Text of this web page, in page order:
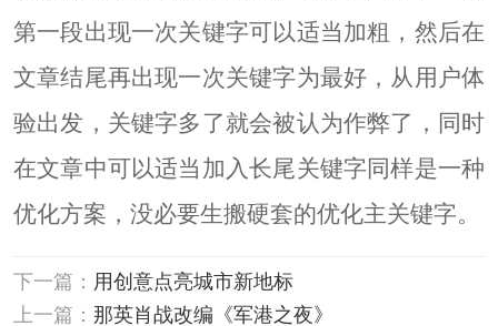
第一段出现一次关键字可以适当加粗，然后在
文章结尾再出现一次关键字为最好，从用户体
验出发，关键字多了就会被认为作弊了，同时
在文章中可以适当加入长尾关键字同样是一种
优化方案，没必要生搬硬套的优化主关键字。
下一篇： 用创意点亮城市新地标
上一篇： 那英肖战改编《军港之夜》